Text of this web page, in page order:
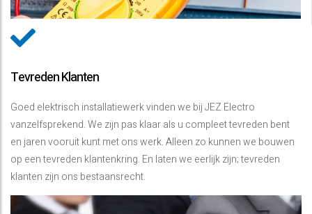
Tevreden Klanten
Goed elektrisch installatiewerk vinden we bij JEZ Electro
vanzelfsprekend. We zijn pas klaar als u compleet tevreden bent
en jaren vooruit kunt met ons werk. Alleen zo kunnen we bouwen
op een tevreden klantenkring. En laten we eerlijk zijn; tevreden
klanten zijn ons bestaansrecht.